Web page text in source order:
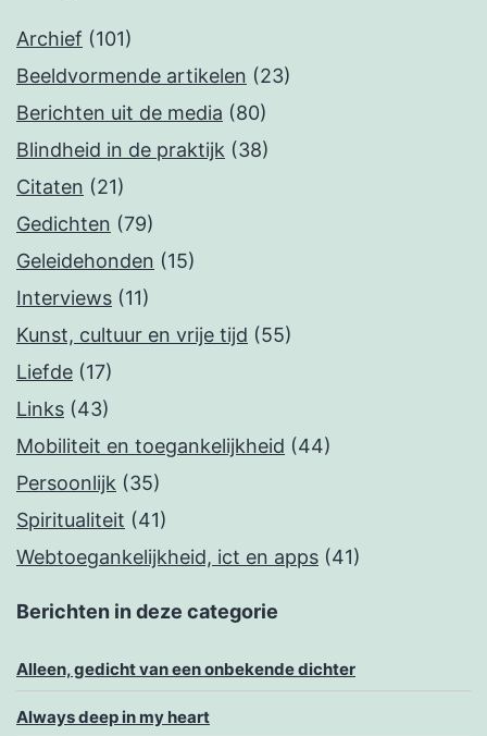
Archief (101)
Beeldvormende artikelen (23)
Berichten uit de media (80)
Blindheid in de praktijk (38)
Citaten (21)
Gedichten (79)
Geleidehonden (15)
Interviews (11)
Kunst, cultuur en vrije tijd (55)
Liefde (17)
Links (43)
Mobiliteit en toegankelijkheid (44)
Persoonlijk (35)
Spiritualiteit (41)
Webtoegankelijkheid, ict en apps (41)
Berichten in deze categorie
Alleen, gedicht van een onbekende dichter
Always deep in my heart